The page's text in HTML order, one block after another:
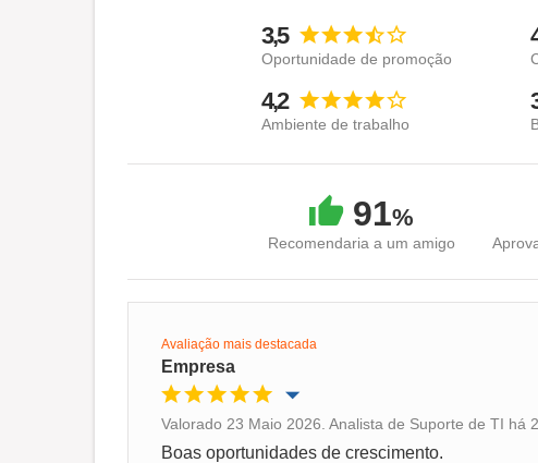
3,5
Oportunidade de promoção
4,2
Ambiente de trabalho
91%
Recomendaria a um amigo
Avaliação mais destacada
Empresa
Oportunidade de promoção
Valorado 23 Maio 2026. Analista de Suporte de TI há
Boas oportunidades de crescimento.